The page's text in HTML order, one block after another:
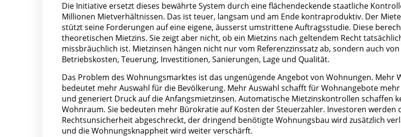
Die Initiative ersetzt dieses bewährte System durch eine flächendeckende staatliche
Millionen Mietverhältnissen. Das ist teuer, langsam und am Ende kontraproduktiv. Der
stützt seine Forderungen auf eine eigene, äusserst umstrittene Auftragsstudie. Diese
theoretischen Mietzins. Sie zeigt aber nicht, ob ein Mietzins nach geltendem Recht
missbräuchlich ist. Mietzinsen hängen nicht nur vom Referenzzinssatz ab, sondern auch
Betriebskosten, Teuerung, Investitionen, Sanierungen, Lage und Qualität.
Das Problem des Wohnungsmarktes ist das ungenügende Angebot von Wohnungen. Mehr
bedeutet mehr Auswahl für die Bevölkerung. Mehr Auswahl schafft für Wohnangebote
und generiert Druck auf die Anfangsmietzinsen. Automatische Mietzinskontrollen schaffen
Wohnraum. Sie bedeuten mehr Bürokratie auf Kosten der Steuerzahler. Investoren werden
Rechtsunsicherheit abgeschreckt, der dringend benötigte Wohnungsbau wird zusätzlich
und die Wohnungsknappheit wird weiter verschärft.